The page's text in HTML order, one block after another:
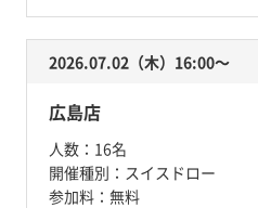
2026.07.02（木）16:00〜
広島店
人数： 16名
開催種別： スイスドロー
参加料： 無料